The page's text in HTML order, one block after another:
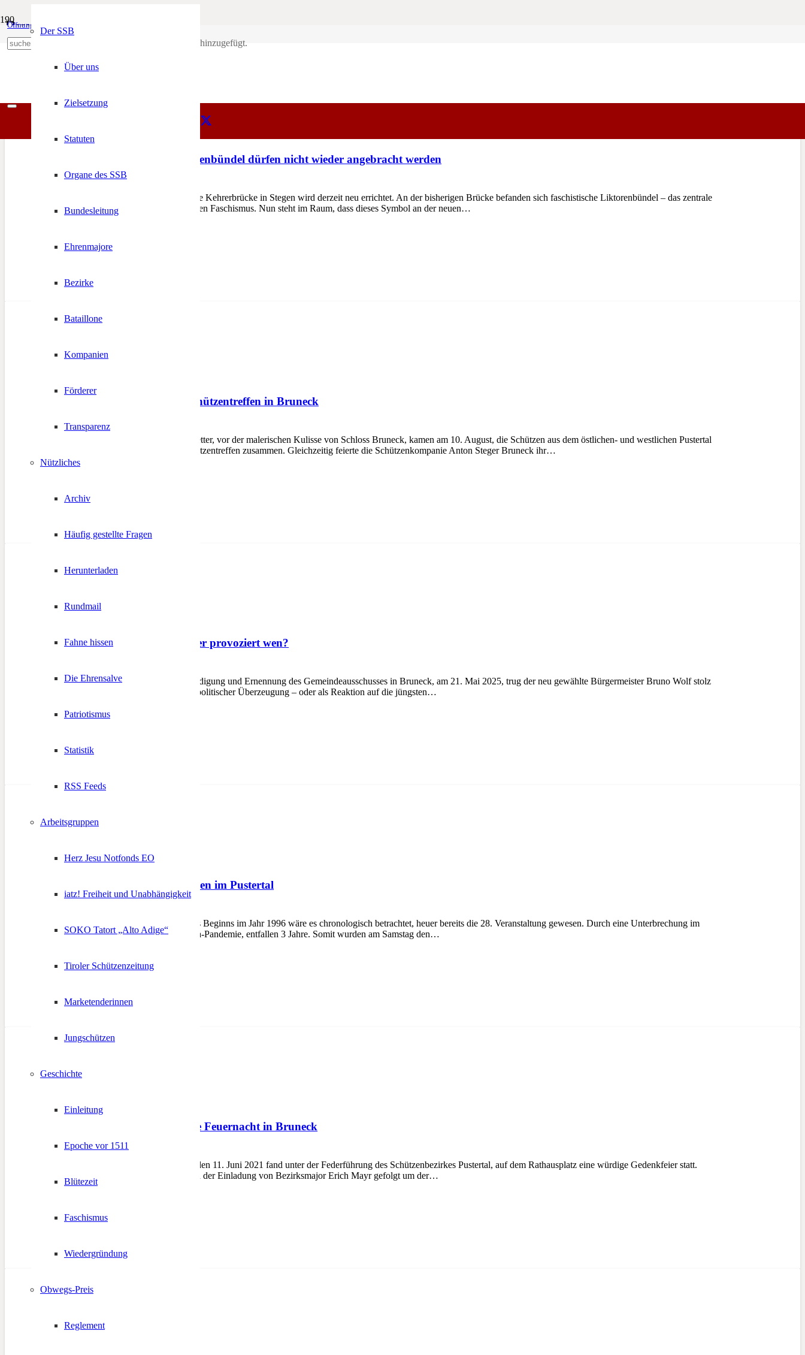
Öffnungszeiten
+39 0471 974 078 wurde deinem Warenkorb hinzugefügt.
Der SSB
Über uns
Zielsetzung
Statuten
Organe des SSB
Bundesleitung
Ehrenmajore
Bezirke
Bataillone
Kompanien
Förderer
Transparenz
Nützliches
Archiv
Häufig gestellte Fragen
Herunterladen
Rundmail
Fahne hissen
Die Ehrensalve
Patriotismus
Statistik
RSS Feeds
Arbeitsgruppen
Herz Jesu Notfonds EO
iatz! Freiheit und Unabhängigkeit
SOKO Tatort „Alto Adige“
Tiroler Schützenzeitung
Marketenderinnen
Jungschützen
Geschichte
Einleitung
Epoche vor 1511
Blütezeit
Faschismus
Wiedergründung
Obwegs-Preis
Reglement
Bruneck
SSB
Kehrerbrücke: Liktorenbündel dürfen nicht wieder angebracht werden
STEGEN/BRUNECK – Die Kehrerbrücke in Stegen wird derzeit neu errichtet. An der bisherigen Brücke befanden sich faschistische Liktorenbündel – das zentrale
Machtsymbol des italienischen Faschismus. Nun steht im Raum, dass dieses Symbol an der neuen…
Gesamtpustertaler Schützentreffen in Bruneck
12. August 2025
BRUNECK – Bei Kaiserwetter, vor der malerischen Kulisse von Schloss Bruneck, kamen am 10. August, die Schützen aus dem östlichen- und westlichen Pustertal
zum Gesamtpustertaler Schützentreffen zusammen. Gleichzeitig feierte die Schützenkompanie Anton Steger Bruneck ihr…
Der Zeller-Effekt – Wer provoziert wen?
BRUNECK – Bei der Vereidigung und Ernennung des Gemeindeausschusses in Bruneck, am 21. Mai 2025, trug der neu gewählte Bürgermeister Bruno Wolf stolz
die Trikolore-Schleife. Aus politischer Überzeugung – oder als Reaktion auf die jüngsten…
25. Rundenwettschießen im Pustertal
BRUNECK – Aufgrund des Beginns im Jahr 1996 wäre es chronologisch betrachtet, heuer bereits die 28. Veranstaltung gewesen. Durch eine Unterbrechung im
Jahr 2001, sowie der Corona-Pandemie, entfallen 3 Jahre. Somit wurden am Samstag den…
Gedenkfeier: 60 Jahre Feuernacht in Bruneck
BRUNECK – Am Freitag, den 11. Juni 2021 fand unter der Federführung des Schützenbezirkes Pustertal, auf dem Rathausplatz eine würdige Gedenkfeier statt.
Rund 400 Teilnehmer waren der Einladung von Bezirksmajor Erich Mayr gefolgt um der…